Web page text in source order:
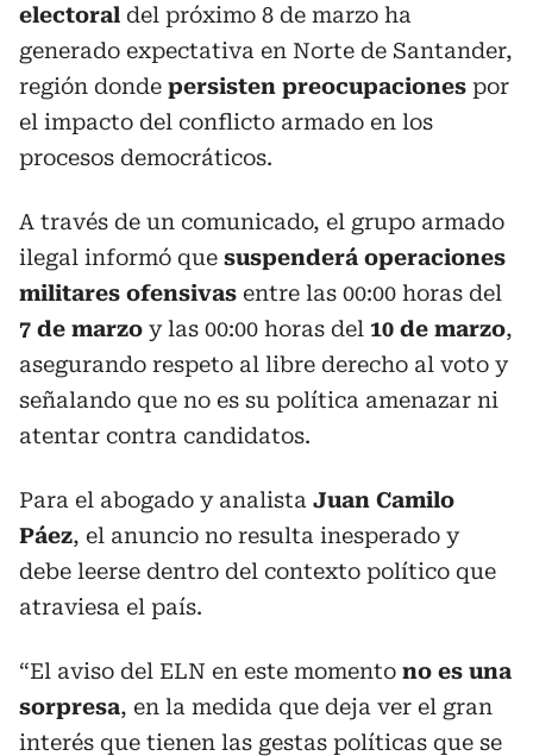
electoral del próximo 8 de marzo ha
generado expectativa en Norte de Santander,
región donde persisten preocupaciones por
el impacto del conflicto armado en los
procesos democráticos.
A través de un comunicado, el grupo armado
ilegal informó que suspenderá operaciones
militares ofensivas entre las 00:00 horas del
7 de marzo y las 00:00 horas del 10 de marzo,
asegurando respeto al libre derecho al voto y
señalando que no es su política amenazar ni
atentar contra candidatos.
Para el abogado y analista Juan Camilo
Páez, el anuncio no resulta inesperado y
debe leerse dentro del contexto político que
atraviesa el país.
“El aviso del ELN en este momento no es una
sorpresa, en la medida que deja ver el gran
interés que tienen las gestas políticas que se